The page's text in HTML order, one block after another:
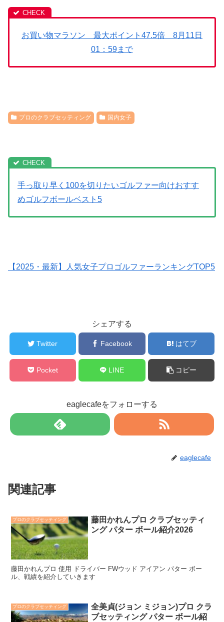
お買い物マラソン 最大ポイント47.5倍 8月11日
01：59まで
プロのクラブセッティング 国内女子
手っ取り早く100を切りたいゴルファー向けおすす
めゴルフボールベスト5
【2025・最新】人気女子プロゴルファーランキングTOP5
シェアする
Twitter Facebook はてブ
Pocket LINE コピー
eaglecafeをフォローする
eaglecafe
関連記事
プロのクラブセッティング
藤田かれんプロ クラブセッティ
ング パター ボール紹介2026
藤田かれんプロ 使用 ドライバー FWウッド アイアン パター ボー
ル、戦績を紹介していきます
プロのクラブセッティング
全美貞(ジョン ミジョン)プロ クラ
ブセッティング パター ボール紹